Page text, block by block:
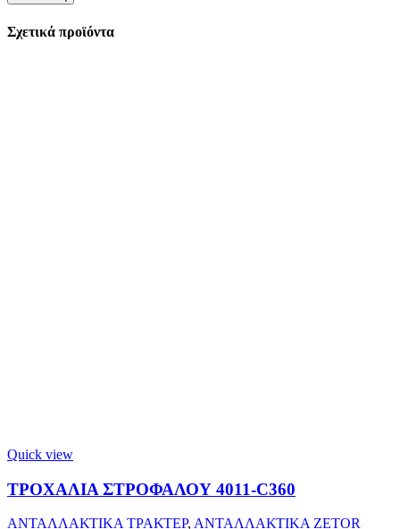
Σχετικά προϊόντα
Quick view
ΤΡΟΧΑΛΙΑ ΣΤΡΟΦΑΛΟΥ 4011-C360
ΑΝΤΑΛΛΑΚΤΙΚΑ ΤΡΑΚΤΕΡ, ΑΝΤΑΛΛΑΚΤΙΚΑ ZETOR